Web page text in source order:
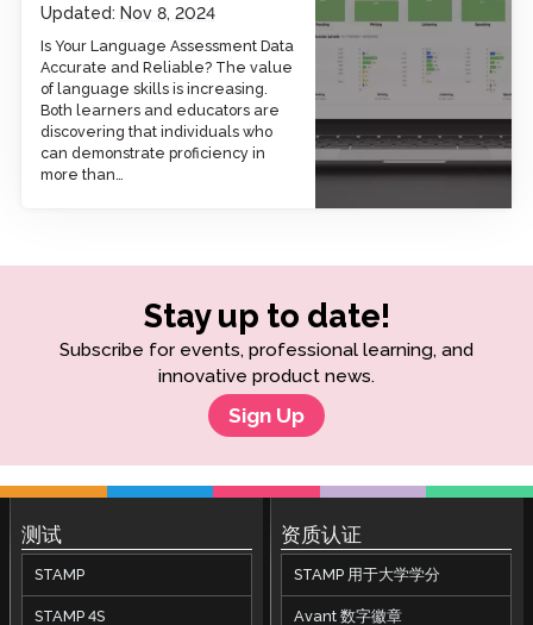
Updated: Nov 8, 2024
Is Your Language Assessment Data
Accurate and Reliable? The value
of language skills is increasing.
Both learners and educators are
discovering that individuals who
can demonstrate proficiency in
more than…
Stay up to date!
Subscribe for events, professional learning, and
innovative product news.
Sign Up
测试
STAMP
STAMP 4S
资质认证
STAMP 用于大学学分
Avant 数字徽章